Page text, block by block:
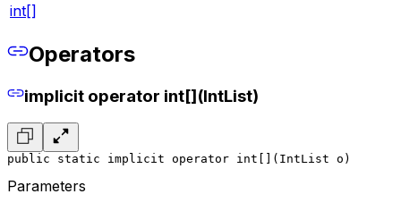
int[]
Operators
implicit operator int[](IntList)
public static implicit operator int[](IntList o)
Parameters